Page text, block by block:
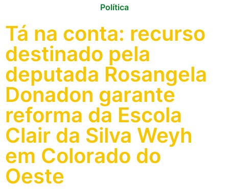
Política
Tá na conta: recurso
destinado pela
deputada Rosangela
Donadon garante
reforma da Escola
Clair da Silva Weyh
em Colorado do
Oeste